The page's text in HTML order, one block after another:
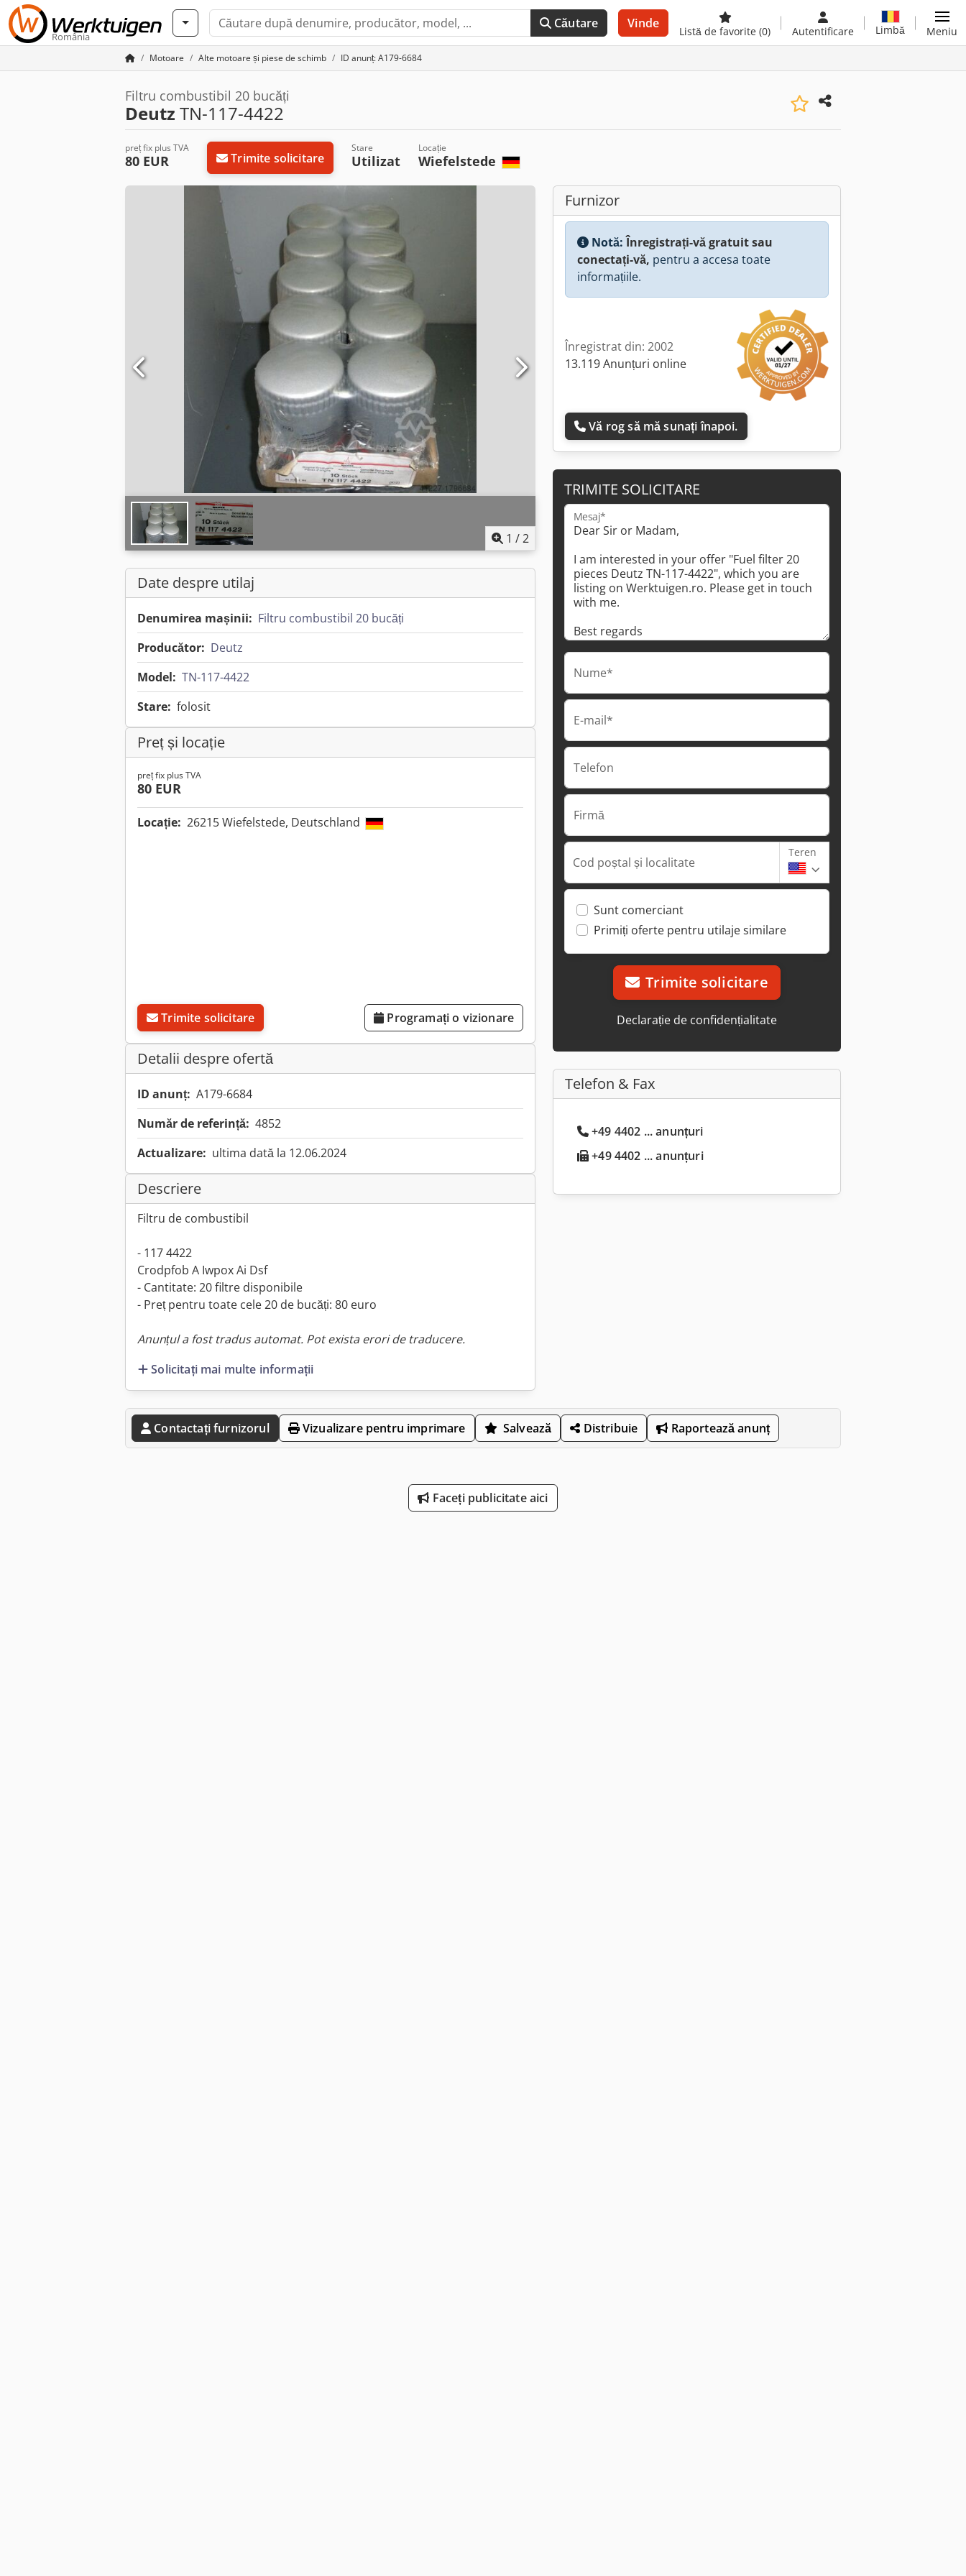
România
Căutare Vinde
Listă de favorite (0) Autentificare Limbă Meniu
Motoare Alte motoare și piese de schimb ID anunț: A179-6684
Filtru combustibil 20 bucăți
Deutz TN-117-4422
preț fix plus TVA
80 EUR Trimite solicitare
Stare
Utilizat
Locație
Wiefelstede
1 /2
Date despre utilaj
Denumirea mașinii: Filtru combustibil 20 bucăți
Producător: Deutz
Model: TN-117-4422
Stare: folosit
Preț și locație
preț fix plus TVA
80 EUR
Locație: 26215 Wiefelstede, Deutschland
Trimite solicitare Programați o vizionare
Detalii despre ofertă
ID anunț: A179-6684
Număr de referință: 4852
Actualizare: ultima dată la 12.06.2024
Descriere
Filtru de combustibil
- 117 4422
Crodpfob A Iwpox Ai Dsf
- Cantitate: 20 filtre disponibile
- Preț pentru toate cele 20 de bucăți: 80 euro
Anunțul a fost tradus automat. Pot exista erori de traducere.
Solicitați mai multe informații
Furnizor
Notă:Înregistrați-vă gratuit sau
conectați-vă, pentru a accesa toate
informațiile.
Înregistrat din: 2002
13.119 Anunțuri online
Vă rog să mă sunați înapoi.
TRIMITE SOLICITARE
Mesaj*
Nume*
E-mail*
Telefon
Firmă
Cod poștal și localitate
Teren
Sunt comerciant
Primiți oferte pentru utilaje similare
Trimite solicitare
Declarație de confidențialitate
Telefon & Fax
+49 4402 ... anunțuri
+49 4402 ... anunțuri
Contactați furnizorul Vizualizare pentru imprimare Salvează Distribuie Raportează anunț
Faceți publicitate aici